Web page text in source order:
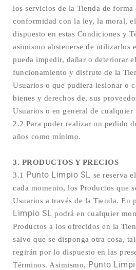
los servicios de la Tienda de forma
conformidad con la ley, la moral,
dispuesto en estas Condiciones y
asimismo abstenerse de utilizarlos
pueda impedir, dañar o deteriorar
funcionamiento y disfrute de la
Usuarios o que pudiera lesionar o
bienes y derechos de, sus
Usuarios o en general de cualquier
2.2 Para poder realizar un pedido
años como mínimo.
3. PRODUCTOS Y PRECIOS
3.1 Punto Limpio SL se reserva
cada momento, los Productos que
Usuarios a través de la Tienda. En
Limpio SL podrá en cualquier
Productos a los ofrecidos en la
salvo que se disponga otra cosa,
regirán por lo dispuesto en las
Términos. Asimismo, Punto